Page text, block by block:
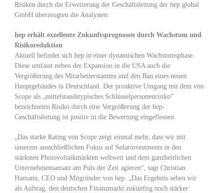
Risiken durch die Erweiterung der Geschäftsleitung der hep global
GmbH überzeugten die Analysten.
hep erhält exzellente Zukunftsprognosen durch Wachstum und
Risikoreduktion
Aktuell befindet sich hep in einer dynamischen Wachstumsphase.
Diese umfasst neben der Expansion in die USA auch die
Vergrößerung des Mitarbeiterstamms und den Bau eines neuen
Hauptgebäudes in Deutschland. Der proaktive Umgang mit dem von
Scope als „mittelstandstypisches Schlüsselpersonenrisiko“
bezeichneten Risiko durch eine Vergrößerung der hep-
Geschäftsleitung ist positiv in die Bewertung eingeflossen.
„Das starke Rating von Scope zeigt einmal mehr, dass wir mit
unserem ausschließlichen Fokus auf Solarinvestments in den
stärksten Photovoltaikmärkten weltweit und dem ganzheitlichen
Unternehmensansatz am Puls der Zeit agieren“, sagt Christian
Hamann, CEO und Mitgründer von hep. „Das Ergebnis sehen wir
als Auftrag, den deutschen Finanzmarkt zukünftig noch stärker